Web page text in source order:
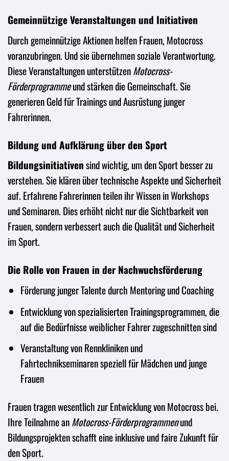
Gemeinnützige Veranstaltungen und Initiativen
Durch gemeinnützige Aktionen helfen Frauen, Motocross
voranzubringen. Und sie übernehmen soziale Verantwortung.
Diese Veranstaltungen unterstützenMotocross-
Förderprogrammeund stärken die Gemeinschaft. Sie
generieren Geld für Trainings und Ausrüstung junger
Fahrerinnen.
Bildung und Aufklärung über den Sport
Bildungsinitiativensind wichtig, um den Sport besser zu
verstehen. Sie klären über technische Aspekte und Sicherheit
auf. Erfahrene Fahrerinnen teilen ihr Wissen in Workshops
und Seminaren. Dies erhöht nicht nur die Sichtbarkeit von
Frauen, sondern verbessert auch die Qualität und Sicherheit
im Sport.
Die Rolle von Frauen in der Nachwuchsförderung
Förderung junger Talente durch Mentoring und Coaching
Entwicklung von spezialisierten Trainingsprogrammen, die
auf die Bedürfnisse weiblicher Fahrer zugeschnitten sind
Veranstaltung von Rennkliniken und
Fahrtechnikseminaren speziell für Mädchen und junge
Frauen
Frauen tragen wesentlich zur Entwicklung von Motocross bei.
Ihre Teilnahme anMotocross-Förderprogrammenund
Bildungsprojekten schafft eine inklusive und faire Zukunft für
den Sport.